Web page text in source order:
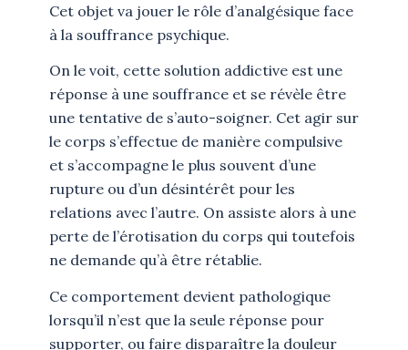
Cet objet va jouer le rôle d’analgésique face
à la souffrance psychique.
On le voit, cette solution addictive est une
réponse à une souffrance et se révèle être
une tentative de s’auto-soigner. Cet agir sur
le corps s’effectue de manière compulsive
et s’accompagne le plus souvent d’une
rupture ou d’un désintérêt pour les
relations avec l’autre. On assiste alors à une
perte de l’érotisation du corps qui toutefois
ne demande qu’à être rétablie.
Ce comportement devient pathologique
lorsqu’il n’est que la seule réponse pour
supporter, ou faire disparaître la douleur